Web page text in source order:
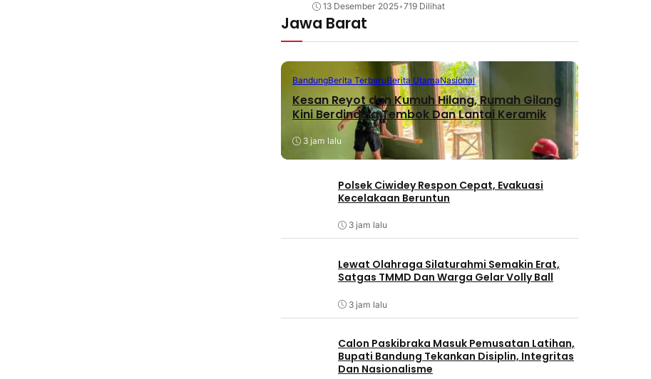
13 Desember 2025•719 Dilihat
Jawa Barat
BandungBerita TerbaruBerita UtamaNasional
Kesan Reyot dan Kumuh Hilang, Rumah Gilang
Kini Berdinding Tembok Dan Lantai Keramik
3 jam lalu
Polsek Ciwidey Respon Cepat, Evakuasi
Kecelakaan Beruntun
3 jam lalu
Lewat Olahraga Silaturahmi Semakin Erat,
Satgas TMMD Dan Warga Gelar Volly Ball
3 jam lalu
Calon Paskibraka Masuk Pemusatan Latihan,
Bupati Bandung Tekankan Disiplin, Integritas
Dan Nasionalisme